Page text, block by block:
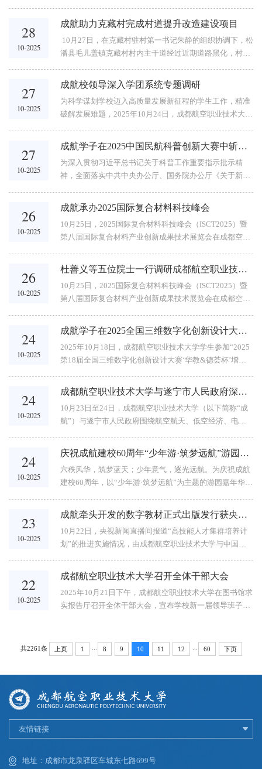
本次年会的领导和嘉宾，包括教育部职成司指派专家王
宁、...
果，是学校在产教融合与服务地方经济征程中的关键跨
越，意义重大。公示名单四川省博士创新站是科技创新服
务的重要载体。它以企事业单位和进站博士团队为主体，
以创新需求为导向，以长效合作为特征，以“产学研用”为
纽带，促进双方协同共进。其核心定位“双向赋能、长效
合作”...
28
10-2025
成航助力克藏村完成村道提升改造建设项目
10月27日，在克藏村驻村第一书记朱静的组织协调下，松
潘县毛儿盖镇克藏村村内主干道经过近期道路黑化，村道
善。完成提升改造的克藏村主干道本次进行改造的村道为
克藏村内交通主干道，为村内克藏组和邱洛组村民出行的
主要道路，道路两侧分布有毛儿盖镇人民政府、毛儿盖中
心卫生院、毛儿盖九年一贯制学校及克藏村民委员会，日
常出行人口及车辆较多，道路年久失修，破损严重，严重
影响克藏村及毛儿盖镇人民出行。...
27
10-2025
成航校领导深入学团系统专题调研
为科学谋划学校迈入高质量发展新征程的学生工作，精准
破解发展难题，2025年10月24日，成都航空职业技术大学
（以下简称“学团系统”）开展专题调研，为新时代学团工
作谋篇布局、指路引航。党政行政办公室、党委学生工作
部、校团委相关负责同志、工作人员，以及二级学院党组
织负责同志、辅导员代表参加了此次调研座谈会。调研现
场会上，侯孟书对学团队伍的辛勤付出表达了感谢，也对
新时代学团工作提出了明确要求。...
27
10-2025
成航学子在2025中国民航科普创新大赛中斩获佳绩
为深入贯彻习近平总书记关于科普工作重要指示批示精
神，全面落实中共中央办公厅、国务院办公厅《关于新时
民航高质量发展，由中国民用航空局人事科教司指导，中
国民航科普基金会主办的2025中国民航科普创新大赛全国
总决赛于10月25-26日在河南郑州圆满落幕。一等奖获得
者 陈翔宇一等奖获得者 余欣二等奖获得者 罗郑合影学校
获评“优秀组织单位”称号在学校党委和行政的关心支持
下，...
26
10-2025
成航承办2025国际复合材料科技峰会
10月25日，2025国际复合材料科技峰会（ISCT2025）暨
第八届国际复合材料产业创新成果技术展览会在成都空港
四川大学与成都航空职业技术大学（以下简称“成航”）、
中国民用航空飞行学院共同承办。中国科学院、中国工程
院共十三位院士齐聚成都，创下成航（承办单位中唯一高
职院校）承办会议史上的新纪录，充分彰显了学校从高职
专科到全国首所航空类职业本科大学的跨越式发展获得的
业界认可。...
26
10-2025
杜善义等五位院士一行调研成都航空职业技术大学
10月25日，2025国际复合材料科技峰会（ISCT2025）暨
第八届国际复合材料产业创新成果技术展览会在成都空港
贺军、孙以泽等五位院士，以及中国复合材料学会秘书长
叶金蕊教授等人赴成都航空职业技术大学，实地考察其产
教融合与技术创新成果，成为峰会期间产学研协同的生动
缩影。院士团参观学校实训基地在成都航空职业技术大
学，院士专家团依次走访了智能制造产教融合实训基地、
国家级航空复合材料生产性实训基地、...
24
10-2025
成航学子在2025全国三维数字化创新设计大赛四川赛区选拔赛中斩获佳绩
2025年10月18日，成都航空职业技术大学学生参加“2025
第18届全国三维数字化创新设计大赛‘华教&德荟杯’增减
专组比赛，斩获特等奖2项、一等奖3项、三等奖4项的优
异成绩，充分展现了学校在创新创业教育和学科竞赛领域
的丰硕成果。比赛结果公示全国三维数字化创新设计大赛
（简称“全国3D大赛”）已连续举办18届，被列入全国普通
高校学科竞赛排行榜核心赛事，是高校创新人才培养与科
技成果展示的重要平台。...
24
10-2025
成都航空职业技术大学与遂宁市人民政府深化校地合作共筑空天产业发展新格局
10月23日至24日，成都航空职业技术大学（以下简称“成
航”）与遂宁市人民政府围绕航空航天、低空经济、电子
同谱写校地融合、产教协同的新篇章。10月23日下午，成
航与遂宁市人民政府校地合作座谈会在遂宁召开。学校党
委书记陈小红，招生就业处、校企合作办公室、继续教育
学院、发展规划处、科技处相关负责人，与遂宁市人民政
府副秘书长于开，以及市委人才办、市发展改革委、市经
济和信息化局、...
24
10-2025
庆祝成航建校60周年“少年游·筑梦远航”游园主题嘉年华圆满落幕
六秩风华，筑梦蓝天；少年意气，逐光远航。为庆祝成航
建校60周年，以“少年游·筑梦远航”为主题的游园嘉年华活
的互动游戏与精彩纷呈的社团表演，吸引广大师生踊跃参
与，营造了浓厚的校庆氛围，留下诸多美好瞬间。活动现
场10月16日晚，龙泉驿校区率先拉开嘉年华序幕。学校党
委书记陈小红莅临现场，与同学们共同沉浸在校庆的欢乐
氛围中，为这场青春盛会增添了温暖底色。夜幕降临，...
23
10-2025
成航牵头开发的数字教材正式出版发行获央视新闻直播间报道
10月22日，央视新闻直播间报道“高技能人才集群培养计
划”的推进实施情况，由成都航空职业技术大学与中国商
会同张家界航空工业职业技术学院、西安航空职业技术学
院、浙江交通职业技术学院等3所高水平高职学校及成都
飞机工业（集团）有限责任公司（下称“中航工业成
飞”）、中航成飞民用飞机有限责任公司等4家企业共同开
22
10-2025
成都航空职业技术大学召开全体干部大会
2025年10月21日下午，成都航空职业技术大学在图书馆求
实报告厅召开全体干部大会，宣布学校新一届领导班子分
校新一届领导班子分工情况。她强调，此次学校领导班子
分工方案旨在构建“党委统一领导、党政分工合作、协调
加昂扬的斗志、...
共2261条 上页 1 8 9 10 11 12 60 下页
友情链接
地址：成都市龙泉驿区车城东七路699号